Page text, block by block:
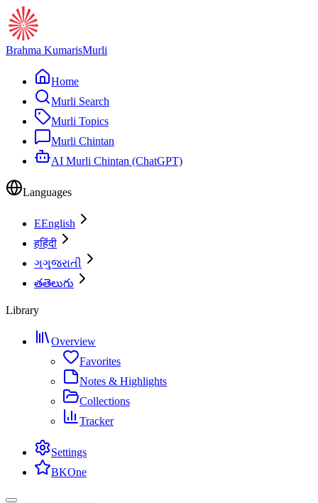
Brahma KumarisMurli
Home
Murli Search
Murli Topics
Murli Chintan
AI Murli Chintan (ChatGPT)
Languages
EEnglish
हहिंदी
ગગુજરાતી
తతెలుగు
Library
Overview
Favorites
Notes & Highlights
Collections
Tracker
Settings
BKOne